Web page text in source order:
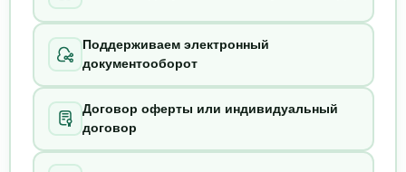
Поддерживаем электронный
документооборот
Договор оферты или индивидуальный
договор